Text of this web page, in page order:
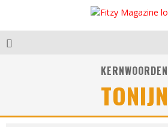
KERNWOORDEN
TONIJN